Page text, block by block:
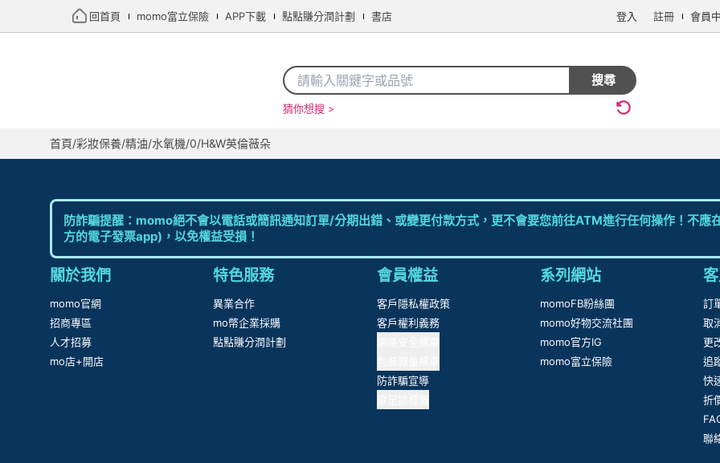
回首頁 momo富立保險 APP下載 點點賺分潤計劃 書店 登入 註冊 會員
搜尋
猜你想搜 >
首頁/彩妝保養/精油/水氧機/0/H&W英倫薇朵
防詐騙提醒：momo絕不會以電話或簡訊通知訂單/分期出錯、或變更付款方式，更不會要您前往ATM進行任何操作！不
方的電子發票app)，以免權益受損！
關於我們
momo官網
招商專區
人才招募
mo店+開店
特色服務
異業合作
mo幣企業採購
點點賺分潤計劃
會員權益
客戶隱私權政策
客戶權利義務
防詐騙宣導
系列網站
momoFB粉絲團
momo好物交流社團
momo官方IG
momo富立保險
訂
取
更
追
快
折
聯